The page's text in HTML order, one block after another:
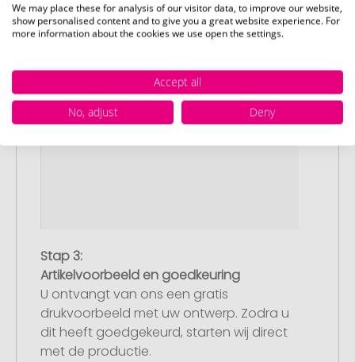
Stap 3:
Artikelvoorbeeld en goedkeuring
U ontvangt van ons een gratis
drukvoorbeeld met uw ontwerp. Zodra u
dit heeft goedgekeurd, starten wij direct
met de productie.
We may place these for analysis of our visitor data, to improve our website,
show personalised content and to give you a great website experience. For
more information about the cookies we use open the settings.
Accept all
No, adjust
Deny